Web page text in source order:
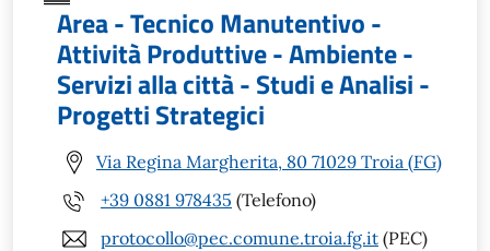
Area - Tecnico Manutentivo -
Attività Produttive - Ambiente -
Servizi alla città - Studi e Analisi -
Progetti Strategici
Via Regina Margherita, 80 71029 Troia (FG)
+39 0881 978435 (Telefono)
protocollo@pec.comune.troia.fg.it (PEC)